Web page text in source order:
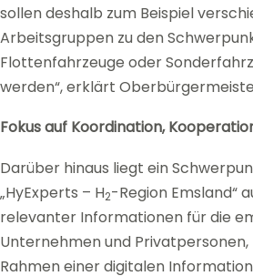
sollen deshalb zum Beispiel
Arbeitsgruppen zu den
Flottenfahrzeuge oder
werden“, erklärt
Fokus auf Koordination,
Darüber hinaus liegt ein
„HyExperts – H2-Region Emsland“
relevanter Informationen für die
Unternehmen und Privatpersonen,
Rahmen einer digitalen